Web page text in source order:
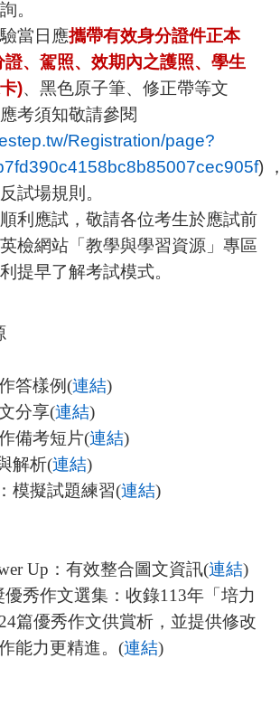
。
當日應攜帶有效身分證件正本
證、駕照、效期內之護照、學生
)、黑色原子筆、修正帶等文
考須知敬請參閱
Registration/page?
)
試場規則。
利應試，敬請各位考生於應試前
檢網站「教學與學習資源」專區
提早了解考試模式。
答樣例(連結)
分享(連結)
備考短片(連結)
解析(連結)
模擬試題練習(連結)
Up ：有效整合圖文資訊(連結)
優秀作文選集：收錄113年「培力
24篇優秀作文供賞析，並提供修改
能力更精進。(連結)